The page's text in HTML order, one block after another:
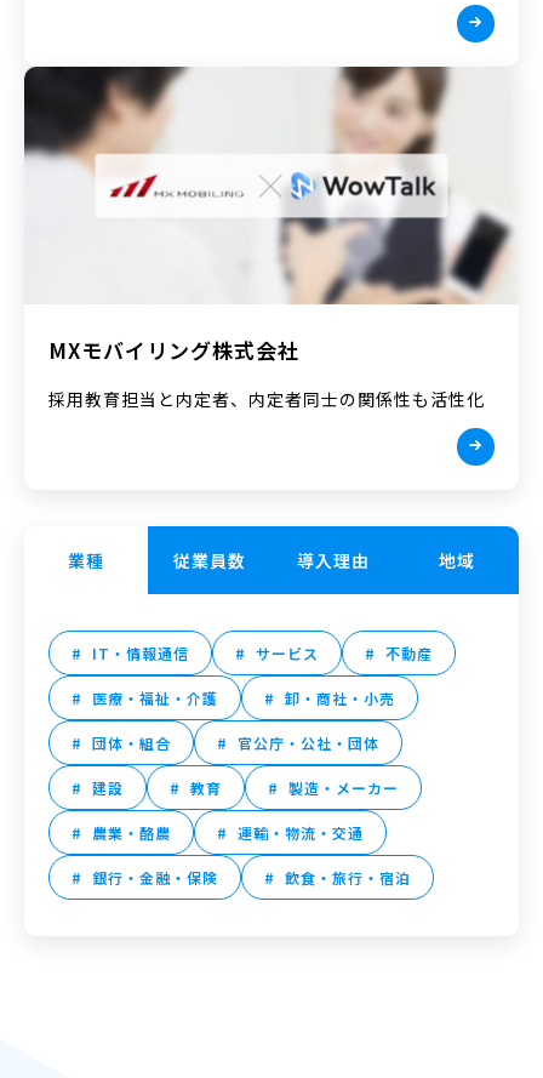
MXモバイリング株式会社
採用教育担当と内定者、内定者同士の関係性も活性化
業種
IT・情報通信 サービス 不動産
医療・福祉・介護 卸・商社・小売
団体・組合 官公庁・公社・団体
建設 教育 製造・メーカー
農業・酪農 運輸・物流・交通
銀行・金融・保険 飲食・旅行・宿泊
従業員数 導入理由 地域